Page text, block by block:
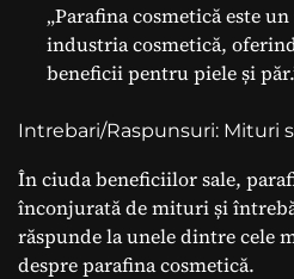
„Parafina cosmetică este
industria cosmetică,
beneficii pentru piele și
Intrebari/Raspunsuri: Mituri
În ciuda beneficiilor sale,
înconjurată de mituri și
răspunde la unele dintre cele
despre parafina cosmetică.